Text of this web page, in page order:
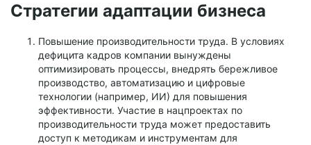
Стратегии адаптации бизнеса
Повышение производительности труда. В условиях
дефицита кадров компании вынуждены
оптимизировать процессы, внедрять бережливое
производство, автоматизацию и цифровые
технологии (например, ИИ) для повышения
эффективности. Участие в нацпроектах по
производительности труда может предоставить
доступ к методикам и инструментам для